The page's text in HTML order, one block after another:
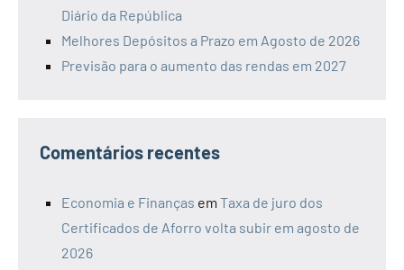
Diário da República
Melhores Depósitos a Prazo em Agosto de 2026
Previsão para o aumento das rendas em 2027
Comentários recentes
Economia e Finanças em Taxa de juro dos
Certificados de Aforro volta subir em agosto de
2026